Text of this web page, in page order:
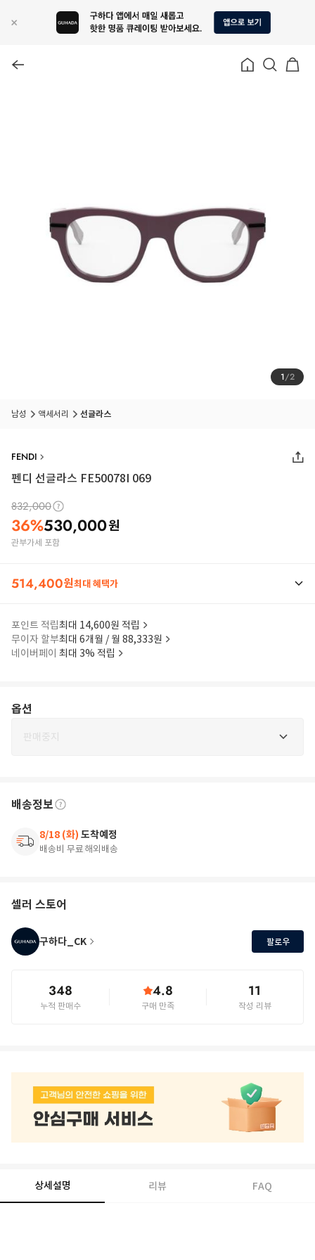
1/2
남성 액세서리 선글라스
FENDI
펜디 선글라스 FE50078I 069
832,000
36%530,000원
관부가세 포함
514,400원최대 혜택가
포인트 적립최대 14,600원 적립
무이자 할부최대 6개월 / 월 88,333원
네이버페이 최대 3% 적립
옵션
판매중지
배송정보
8/18 (화) 도착예정
배송비 무료해외배송
셀러 스토어
구하다_CK 팔로우
348
누적 판매수
4.8
구매 만족
11
작성 리뷰
상세설명 리뷰 FAQ